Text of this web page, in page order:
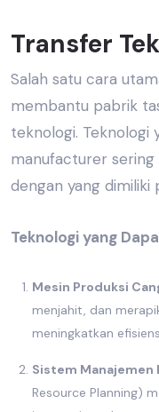
Transfer
Salah satu cara
membantu pabrik
teknologi. Teknologi
manufacturer sering
dengan yang dimiliki
Teknologi yang
Mesin Produksi
menjahit, dan
meningkatkan
Sistem Manajemen
Resource Planning)